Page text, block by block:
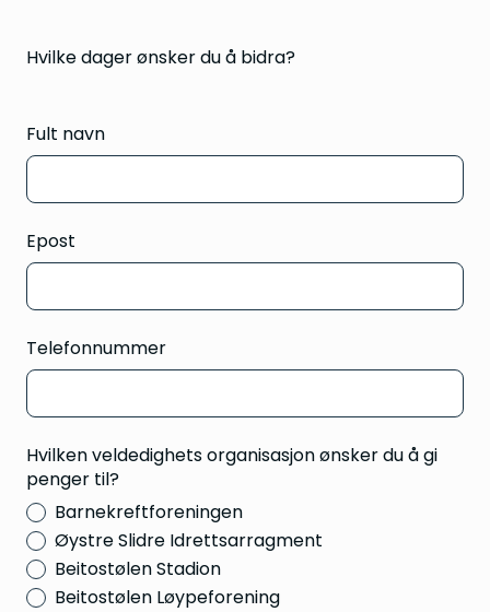
Hvilke dager ønsker du å bidra?
Fult navn
Epost
Telefonnummer
Hvilken veldedighets organisasjon ønsker du å gi
penger til?
Barnekreftforeningen
Øystre Slidre Idrettsarragment
Beitostølen Stadion
Beitostølen Løypeforening